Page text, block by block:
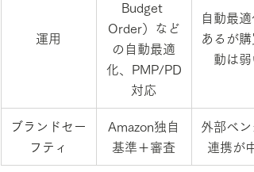
運用
Budget
Order）など
の自動最適
化、PMP/PD
対応
自動最適
あるが購
動は弱
ブランドセー
フティ
Amazon独自
基準＋審査
外部ベン
連携が